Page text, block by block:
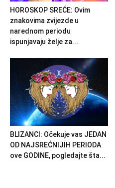
HOROSKOP SREĆE: Ovim
znakovima zvijezde u
narednom periodu
ispunjavaju želje za...
BLIZANCI: Očekuje vas JEDAN
OD NAJSREĆNIJIH PERIODA
ove GODINE, pogledajte šta...